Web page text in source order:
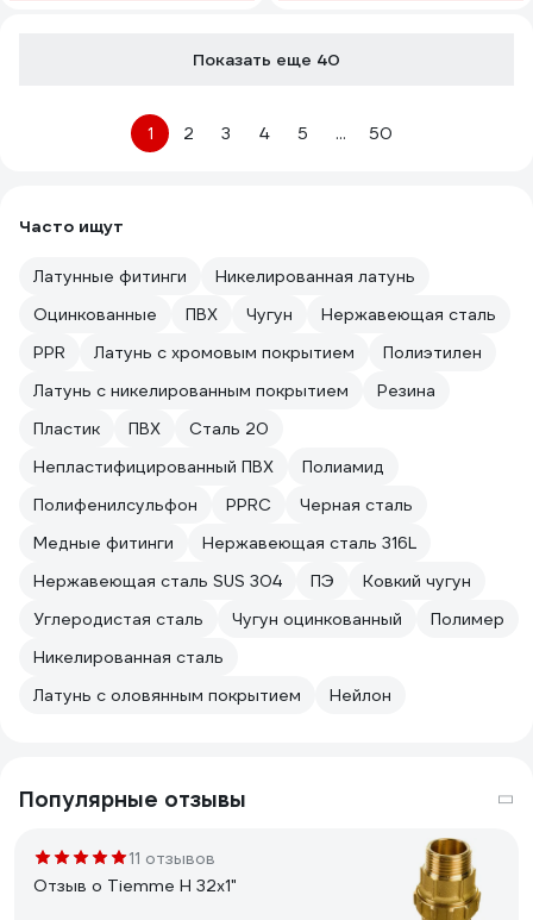
Показать еще 40
1 2 3 4 5 ... 50
Часто ищут
Латунные фитинги
Никелированная латунь
Оцинкованные
ПВХ Чугун
Нержавеющая сталь
PPR
Латунь с хромовым покрытием
Полиэтилен
Латунь с никелированным покрытием
Резина
Пластик
ПВХ
Сталь 20
Непластифицированный ПВХ
Полиамид
Полифенилсульфон
PPRC
Черная сталь
Медные фитинги
Нержавеющая сталь 316L
Нержавеющая сталь SUS 304
ПЭ
Ковкий чугун
Углеродистая сталь
Чугун оцинкованный
Полимер
Никелированная сталь
Латунь с оловянным покрытием
Нейлон
Популярные отзывы
11 отзывов
Отзыв о Tiemme Н 32х1"